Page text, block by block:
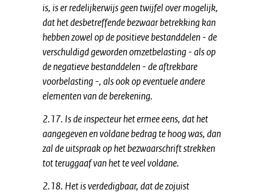
is, is er redelijkerwijs geen twijfel over mogelijk,
dat het desbetreffende bezwaar betrekking kan
hebben zowel op de positieve bestanddelen - de
verschuldigd geworden omzetbelasting - als op
de negatieve bestanddelen - de aftrekbare
voorbelasting -, als ook op eventuele andere
elementen van de berekening.
2.17. Is de inspecteur het ermee eens, dat het
aangegeven en voldane bedrag te hoog was, dan
zal de uitspraak op het bezwaarschrift strekken
tot teruggaaf van het te veel voldane.
2.18. Het is verdedigbaar, dat de zojuist